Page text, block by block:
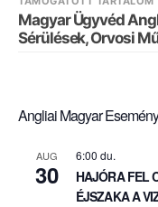
Magyar Ügyvéd
Sérülések, Orvosi
Angliai Magyar
AUG
30
6:00 du.
HAJÓRA FEL
ÉJSZAKA A